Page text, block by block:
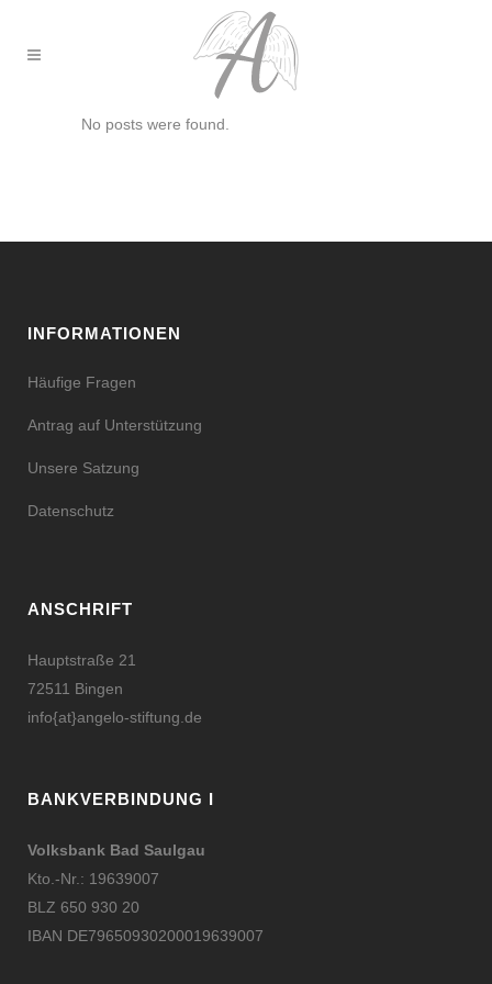
No posts were found.
INFORMATIONEN
Häufige Fragen
Antrag auf Unterstützung
Unsere Satzung
Datenschutz
ANSCHRIFT
Hauptstraße 21
72511 Bingen
info{at}angelo-stiftung.de
BANKVERBINDUNG I
Volksbank Bad Saulgau
Kto.-Nr.: 19639007
BLZ 650 930 20
IBAN DE79650930200019639007